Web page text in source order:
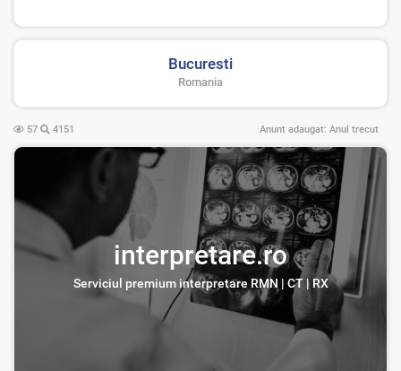
Bucuresti
Romania
57 4151 Anunt adaugat: Anul trecut
interpretare.ro
Serviciul premium interpretare RMN | CT | RX